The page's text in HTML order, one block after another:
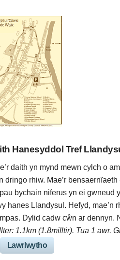
Hanesyddol Tref
daith yn mynd mewn cylch o
dringo rhiw. Mae’r
bychain niferus yn ei gwneud
hanes Llandysul. Hefyd, mae’n
Dylid cadw cŵn ar dennyn.
1.1km (1.8milltir). Tua 1 awr.
Lawrlwytho